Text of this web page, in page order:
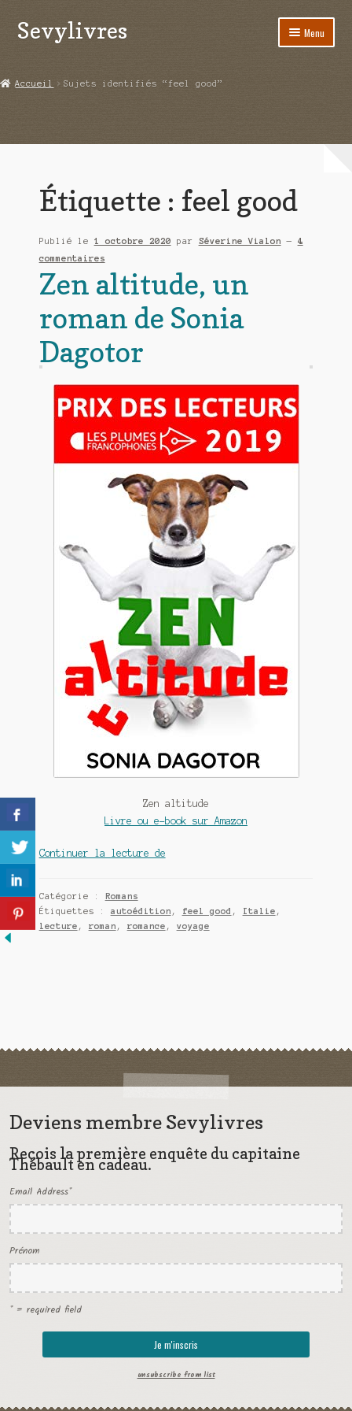
Aller
Aller
au
Sevylivres Menu
Au nom de la justice
Boutique
Commande
De(s)tracteur réduit au silence
Entre père et fils
Les boules du Père Noël
Liste de tous mes romans
Marre des adultes
Mes romans
Meurtre en alternance
Meurtre sous couverture
Mon Compte
Panier
Sans retour
Sauver ou périr
Accueil Sujets identifiés “feel good”
Étiquette : feel good
Publié le 1 octobre 2020 par Séverine Vialon — 4
commentaires
Zen altitude, un
roman de Sonia
Dagotor
Zen altitude
Livre ou e-book sur Amazon
Continuer la lecture deZen
Catégorie :
Romans
Étiquettes : autoédition , feel good , Italie ,
lecture , roman , romance , voyage
Deviens membre Sevylivres
Reçois la première enquête du capitaine
Thébault en cadeau.
Email Address*
Prénom
* = required field
unsubscribe from list